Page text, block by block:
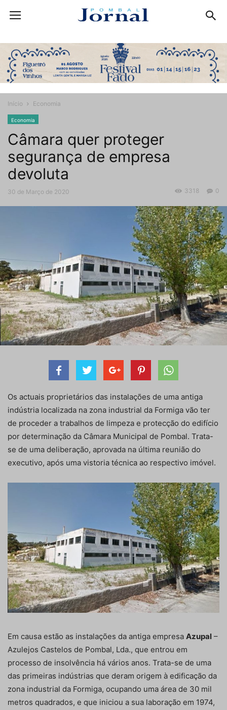
Início Economia
Economia
Câmara quer proteger
segurança de empresa
devoluta
30 de Março de 2020 0
3318
Os actuais proprietários das instalações de uma antiga
indústria localizada na zona industrial da Formiga vão ter
de proceder a trabalhos de limpeza e protecção do edifício
por determinação da Câmara Municipal de Pombal. Trata-
se de uma deliberação, aprovada na última reunião do
executivo, após uma vistoria técnica ao respectivo imóvel.
Em causa estão as instalações da antiga empresa Azupal –
Azulejos Castelos de Pombal, Lda., que entrou em
processo de insolvência há vários anos. Trata-se de uma
das primeiras indústrias que deram origem à edificação da
zona industrial da Formiga, ocupando uma área de 30 mil
metros quadrados, e que iniciou a sua laboração em 1974,